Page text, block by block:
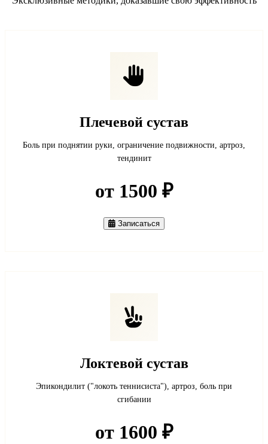
Плечевой сустав
Боль при поднятии руки, ограничение подвижности, артроз,
тендинит
от 1500 ₽
Записаться
Локтевой сустав
Эпикондилит ("локоть теннисиста"), артроз, боль при
сгибании
от 1600 ₽